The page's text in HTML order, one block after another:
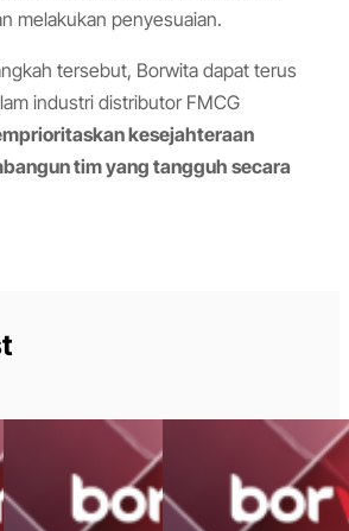
melakukan penyesuaian.
tersebut, Borwita dapat terus
industri distributor FMCG
kesejahteraan
tim yang tangguh secara